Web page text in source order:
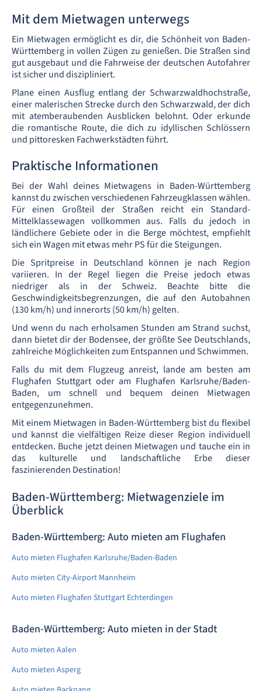
Mit dem Mietwagen unterwegs
Ein Mietwagen ermöglicht es dir, die Schönheit von Baden-
Württemberg in vollen Zügen zu genießen. Die Straßen sind
gut ausgebaut und die Fahrweise der deutschen Autofahrer
ist sicher und diszipliniert.
Plane einen Ausflug entlang der Schwarzwaldhochstraße,
einer malerischen Strecke durch den Schwarzwald, der dich
mit atemberaubenden Ausblicken belohnt. Oder erkunde
die romantische Route, die dich zu idyllischen Schlössern
und pittoresken Fachwerkstädten führt.
Praktische Informationen
Bei der Wahl deines Mietwagens in Baden-Württemberg
kannst du zwischen verschiedenen Fahrzeugklassen wählen.
Für einen Großteil der Straßen reicht ein Standard-
Mittelklassewagen vollkommen aus. Falls du jedoch in
ländlichere Gebiete oder in die Berge möchtest, empfiehlt
sich ein Wagen mit etwas mehr PS für die Steigungen.
Die Spritpreise in Deutschland können je nach Region
variieren. In der Regel liegen die Preise jedoch etwas
niedriger als in der Schweiz. Beachte bitte die
Geschwindigkeitsbegrenzungen, die auf den Autobahnen
(130 km/h) und innerorts (50 km/h) gelten.
Und wenn du nach erholsamen Stunden am Strand suchst,
dann bietet dir der Bodensee, der größte See Deutschlands,
zahlreiche Möglichkeiten zum Entspannen und Schwimmen.
Falls du mit dem Flugzeug anreist, lande am besten am
Flughafen Stuttgart oder am Flughafen Karlsruhe/Baden-
Baden, um schnell und bequem deinen Mietwagen
entgegenzunehmen.
Mit einem Mietwagen in Baden-Württemberg bist du flexibel
und kannst die vielfältigen Reize dieser Region individuell
entdecken. Buche jetzt deinen Mietwagen und tauche ein in
das kulturelle und landschaftliche Erbe dieser
faszinierenden Destination!
Baden-Württemberg: Mietwagenziele im
Überblick
Baden-Württemberg: Auto mieten am Flughafen
Auto mieten Flughafen Karlsruhe/Baden-Baden
Auto mieten City-Airport Mannheim
Auto mieten Flughafen Stuttgart Echterdingen
Baden-Württemberg: Auto mieten in der Stadt
Auto mieten Aalen
Auto mieten Asperg